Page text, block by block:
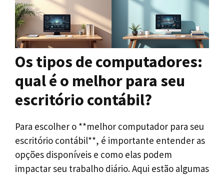
Os tipos de computadores:
qual é o melhor para seu
escritório contábil?
Para escolher o **melhor computador para seu
escritório contábil**, é importante entender as
opções disponíveis e como elas podem
impactar seu trabalho diário. Aqui estão algumas